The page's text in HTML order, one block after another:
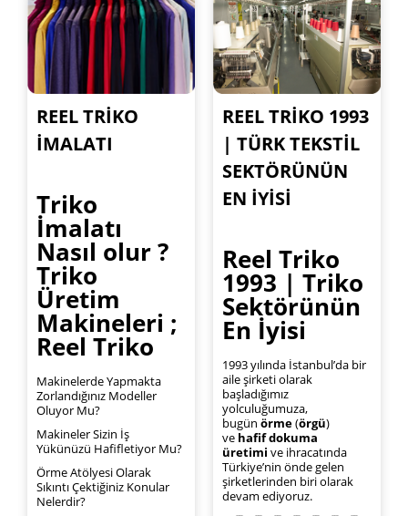
REEL TRIKO
İMALATI
Triko
İmalatı
Nasıl olur ?
Triko
Üretim
Makineleri ;
Reel Triko
Makinelerde Yapmakta
Zorlandığınız Modeller
Oluyor Mu?
Makineler Sizin İş
Yükünüzü Hafifletiyor Mu?
Örme Atölyesi Olarak
Sıkıntı Çektiğiniz Konular
Nelerdir?
REEL TRIKO 1993
| TÜRK TEKSTIL
SEKTÖRÜNÜN
EN İYISI
Reel Triko
1993 | Triko
Sektörünün
En İyisi
1993 yılında İstanbul’da bir
aile şirketi olarak
başladığımız
yolculuğumuza,
bugün örme(örgü)
ve hafif dokuma
üretimi ve ihracatında
Türkiye’nin önde gelen
şirketlerinden biri olarak
devam ediyoruz.